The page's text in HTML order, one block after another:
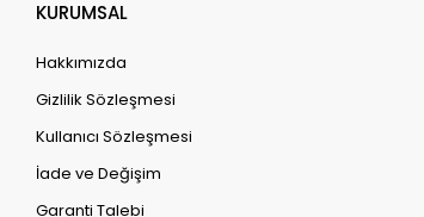
KURUMSAL
Hakkımızda
Gizlilik Sözleşmesi
Kullanıcı Sözleşmesi
İade ve Değişim
Garanti Talebi